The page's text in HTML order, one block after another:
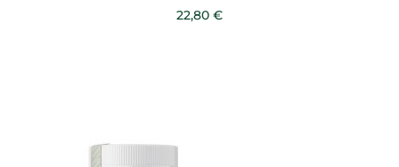
22,80 €